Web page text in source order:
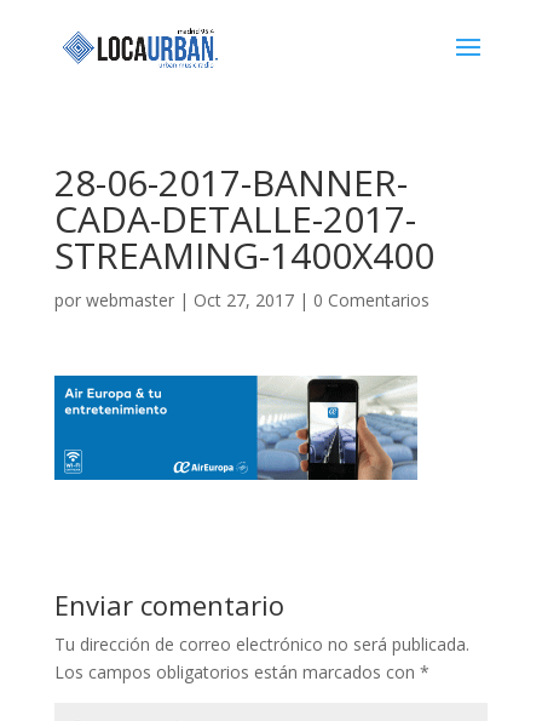
28-06-2017-BANNER-
CADA-DETALLE-2017-
STREAMING-1400X400
por webmaster| Oct 27, 2017| 0 Comentarios
Enviar comentario
Tu dirección de correo electrónico no será publicada.
Los campos obligatorios están marcados con *